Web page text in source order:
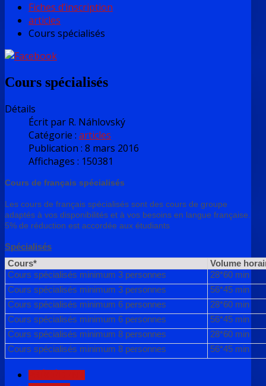
Fiches d’inscription
articles
Cours spécialisés
Cours spécialisés
Détails
Écrit par R. Náhlovský
Catégorie : articles
Publication : 8 mars 2016
Affichages : 150381
Cours de français spécialisés
Les cours de français spécialisés sont des cours de groupe
adaptés à vos disponibilités et à vos besoins en langue française.
5% de réduction est accordée aux étudiants
Spécialisés
Cours*
Volume
Cours spécialisés minimum 3 personnes
28*60 min
Cours spécialisés minimum 3 personnes
56*45 min
Cours spécialisés minimum 6 personnes
28*60 min
Cours spécialisés minimum 6 personnes
56*45 min
Cours spécialisés minimum 8 personnes
28*60 min
Cours spécialisés minimum 8 personnes
56*45 min